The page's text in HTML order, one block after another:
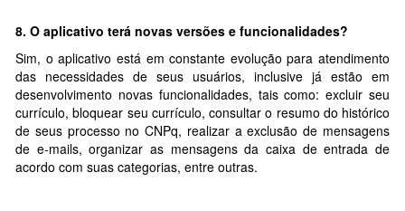
8. O aplicativo terá novas versões e funcionalidades?
Sim, o aplicativo está em constante evolução para atendimento
das necessidades de seus usuários, inclusive já estão em
desenvolvimento novas funcionalidades, tais como: excluir seu
currículo, bloquear seu currículo, consultar o resumo do histórico
de seus processo no CNPq, realizar a exclusão de mensagens
de e-mails, organizar as mensagens da caixa de entrada de
acordo com suas categorias, entre outras.